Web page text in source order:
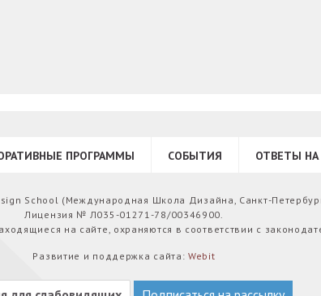
ПРОГРАММЫ СОБЫТИЯ ОТВЕТЫ
School (Международная Школа Дизайна, Санкт-
Лицензия № Л035-01271-78/00346900.
на сайте, охраняются в соответствии с
Развитие и поддержка сайта:Webit